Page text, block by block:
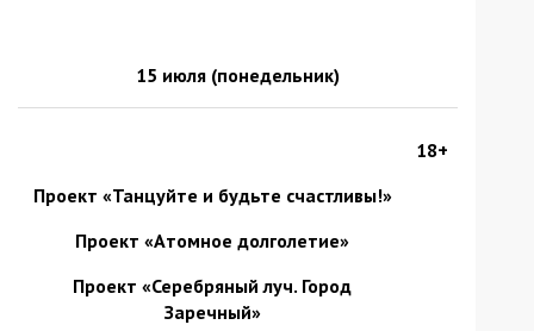
15 июля (понедельник)
Проект «Танцуйте и будьте счастливы!»
Проект «Атомное долголетие»
Проект «Серебряный луч. Город
Заречный»
18+